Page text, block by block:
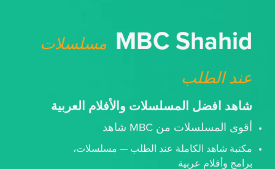
MBC Shahid مسلسلات
عند الطلب
شاهد افضل المسلسلات والأفلام العربية
أقوى المسلسلات من MBC شاهد
مكتبة شاهد الكاملة عند الطلب — مسلسلات،
برامج وأفلام عربية